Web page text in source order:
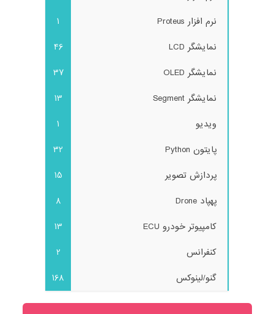
نرم افزار Proteus
1
نمایشگر LCD
46
نمایشگر OLED
37
نمایشگر Segment
13
ویدیو
1
پایتون Python
32
پردازش تصویر
15
پهپاد Drone
8
کامپیوتر خودرو ECU
13
کنفرانس
2
گنو/لینوکس
168